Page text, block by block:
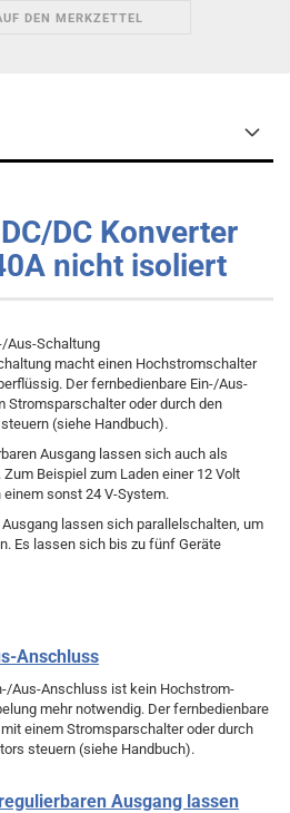
DEN MERKZETTEL
DC Konverter
nicht isoliert
Aus-Schaltung
macht einen Hochstromschalter
Der fernbedienbare Ein-/Aus-
oder durch den
(siehe Handbuch).
Ausgang lassen sich auch als
Beispiel zum Laden einer 12 Volt
sonst 24 V-System.
lassen sich parallelschalten, um
Es lassen sich bis zu fünf Geräte
Anschluss
Aus-Anschluss ist kein Hochstrom-
mehr notwendig. Der fernbedienbare
einem Stromsparschalter oder durch
steuern (siehe Handbuch).
Ausgang lassen